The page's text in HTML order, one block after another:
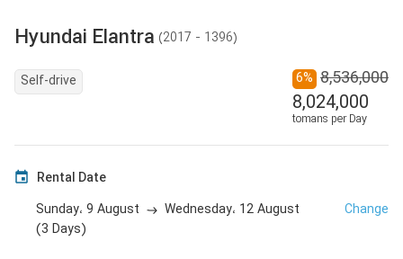
Hyundai Elantra (2017 - 1396)
Self-drive 6% 8,536,000
8,024,000
tomans per Day
Rental Date
Sunday، 9 August Wednesday، 12 August
(3 Days)
Change